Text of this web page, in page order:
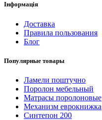
Інформація
Доставка
Правила пользования
Блог
Популярные товары
Ламели поштучно
Поролон мебельный
Матрасы поролоновые
Механизм еврокнижка
Синтепон 200